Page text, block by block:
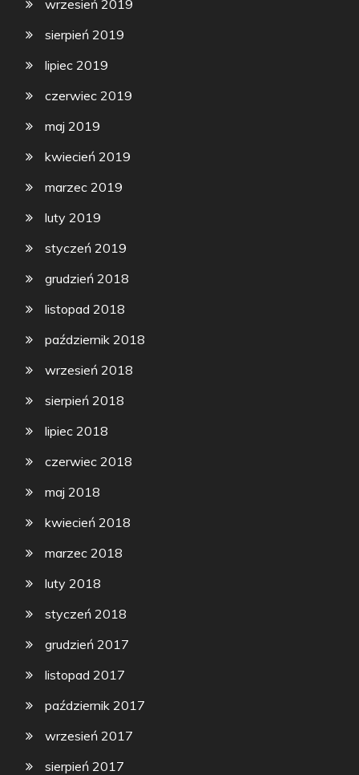
wrzesień 2019
sierpień 2019
lipiec 2019
czerwiec 2019
maj 2019
kwiecień 2019
marzec 2019
luty 2019
styczeń 2019
grudzień 2018
listopad 2018
październik 2018
wrzesień 2018
sierpień 2018
lipiec 2018
czerwiec 2018
maj 2018
kwiecień 2018
marzec 2018
luty 2018
styczeń 2018
grudzień 2017
listopad 2017
październik 2017
wrzesień 2017
sierpień 2017